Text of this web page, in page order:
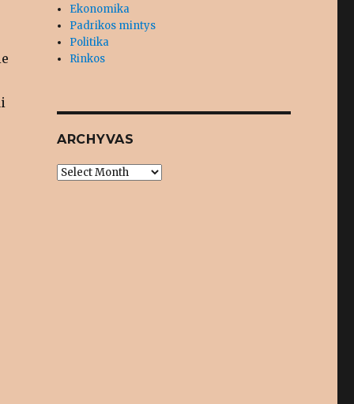
Ekonomika
Padrikos mintys
Politika
Rinkos
ARCHYVAS
Archyvas